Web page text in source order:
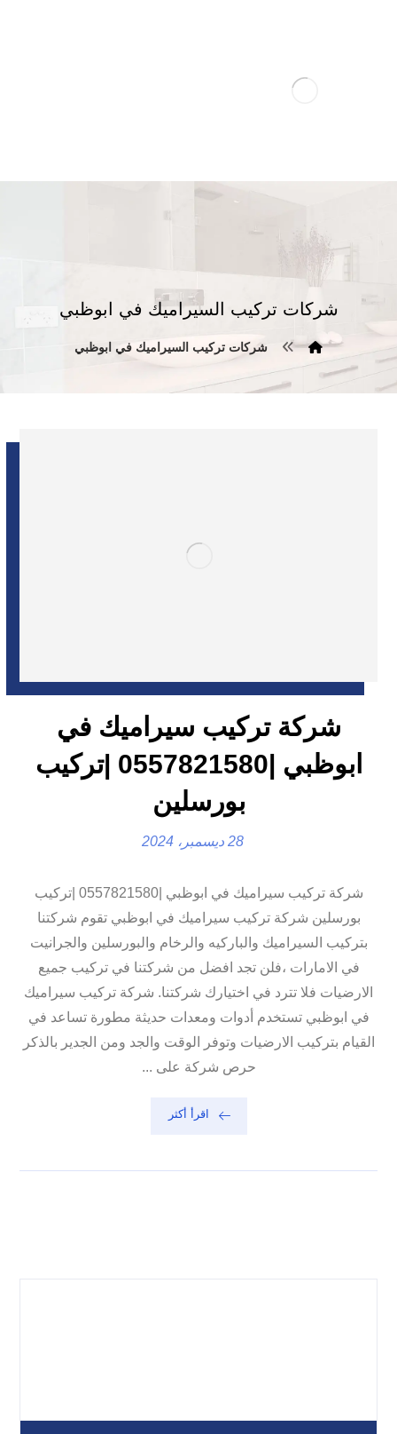
شركات تركيب السيراميك في ابوظبي
شركات تركيب السيراميك في ابوظبي
شركة تركيب سيراميك في
ابوظبي |0557821580 |تركيب
بورسلين
28 ديسمبر، 2024
شركة تركيب سيراميك في ابوظبي |0557821580 |تركيب
بورسلين شركة تركيب سيراميك في ابوظبي تقوم شركتنا
بتركيب السيراميك والباركيه والرخام والبورسلين والجرانيت
في الامارات ،فلن تجد افضل من شركتنا في تركيب جميع
الارضيات فلا تترد في اختيارك شركتنا. شركة تركيب سيراميك
في ابوظبي تستخدم أدوات ومعدات حديثة مطورة تساعد في
القيام بتركيب الارضيات وتوفر الوقت والجد ومن الجدير بالذكر
حرص شركة على ...
اقرأ أكثر